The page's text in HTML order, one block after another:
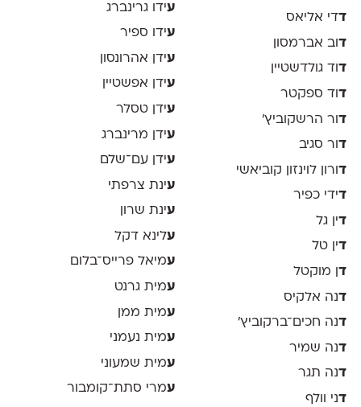
דדי אליאס
דוב אברמסון
דוד גולדשטיין
דוד ספקטר
דור הרשקוביץ׳
דור סגיב
דורון לוינזון קוביאשי
דידי כפיר
דין גל
דין טל
דן מוקטל
דנה אלקיס
דנה חכים־ברקוביץ׳
דנה שמיר
דנה תגר
דני וולף
עידו גרינברג
עידו ספיר
עידן אהרונסון
עידן אפשטיין
עידן טסלר
עידן מרינברג
עידן עם־שלם
עינת צרפתי
עינת שרון
עלינא דקל
עמיאל פרייס־בלום
עמית גרנט
עמית ממן
עמית נעמני
עמית שמעוני
עמרי סתת־קומבור